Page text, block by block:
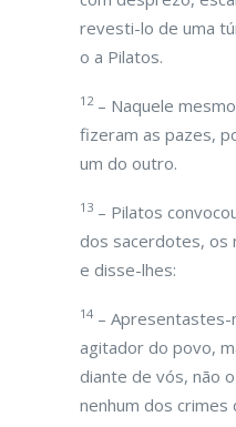
revesti-lo de uma
o a Pilatos.
12– Naquele
fizeram as pazes,
um do outro.
13 – Pilatos
dos sacerdotes, os
e disse-lhes:
14 –
agitador do povo,
diante de vós, não
nenhum dos crimes